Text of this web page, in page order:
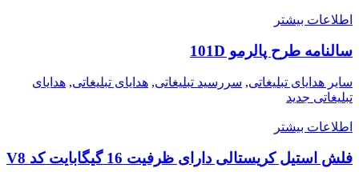
اطلاعات بیشتر
سالنامه طرح پالرمو 101D
سایر هدایای تبلیغاتی, سررسید تبلیغاتی, هدایای تبلیغاتی, هدایای
تبلیغاتی جدید
اطلاعات بیشتر
فلش استیل کریستالی دارای ظرفیت 16 گیگابایت کد V8